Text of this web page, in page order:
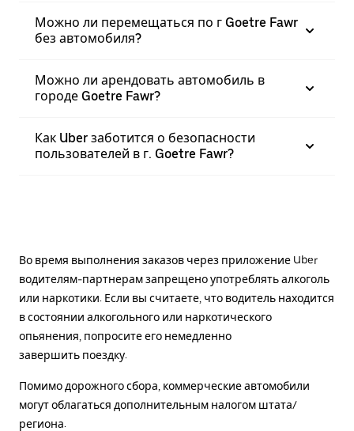
Можно ли перемещаться по г Goetre Fawr
без автомобиля?
Можно ли арендовать автомобиль в
городе Goetre Fawr?
Как Uber заботится о безопасности
пользователей в г. Goetre Fawr?
Во время выполнения заказов через приложение Uber
водителям-партнерам запрещено употреблять алкоголь
или наркотики. Если вы считаете, что водитель находится
в состоянии алкогольного или наркотического
опьянения, попросите его немедленно
завершить поездку.
Помимо дорожного сбора, коммерческие автомобили
могут облагаться дополнительным налогом штата/
региона.